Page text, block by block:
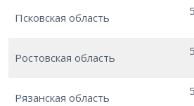
Псковская область
Ростовская область
Рязанская область